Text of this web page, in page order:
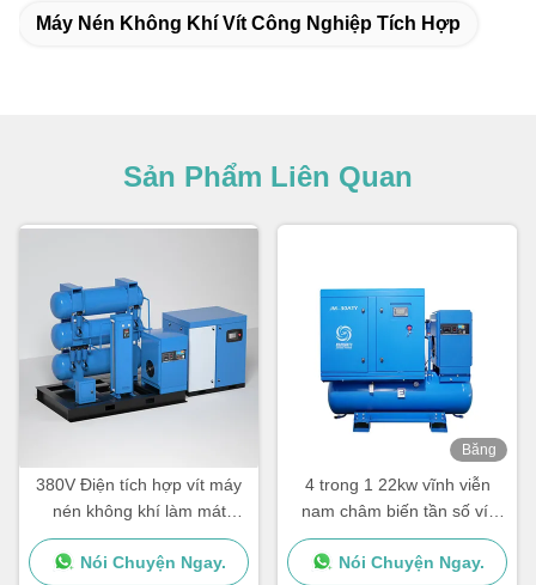
Máy Nén Không Khí Vít Công Nghiệp Tích Hợp
Sản Phẩm Liên Quan
380V Điện tích hợp vít máy
nén không khí làm mát
không khí Màu tùy chỉnh
Nói Chuyện Ngay.
Băng
hình
4 trong 1 22kw vĩnh viễn
nam châm biến tần số vít
máy nén không khí cho máy
cắt laser
Nói Chuyện Ngay.